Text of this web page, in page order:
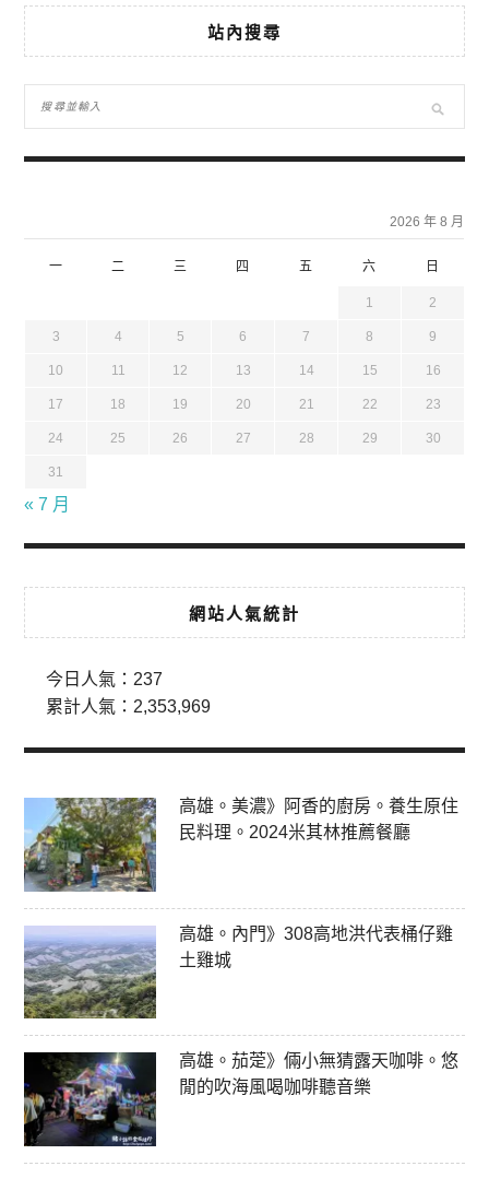
站內搜尋
2026 年 8 月
一 二 三 四 五 六 日
1 2
3 4 5 6 7 8 9
10 11 12 13 14 15 16
17 18 19 20 21 22 23
24 25 26 27 28 29 30
31
« 7 月
網站人氣統計
今日人氣： 237
累計人氣： 2,353,969
高雄。美濃》阿香的廚房。養生原住
民料理。2024米其林推薦餐廳
高雄。內門》308高地洪代表桶仔雞
土雞城
高雄。茄萣》倆小無猜露天咖啡。悠
閒的吹海風喝咖啡聽音樂